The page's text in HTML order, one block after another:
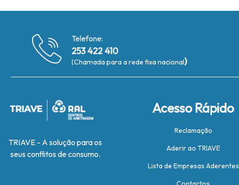
Telefone:
253 422 410
(Chamada para a rede fixa nacional)
TRIAVE - A solução para os
seus conflitos de consumo.
Acesso Rápido
Reclamação
Aderir ao TRIAVE
Lista de Empresas Aderentes